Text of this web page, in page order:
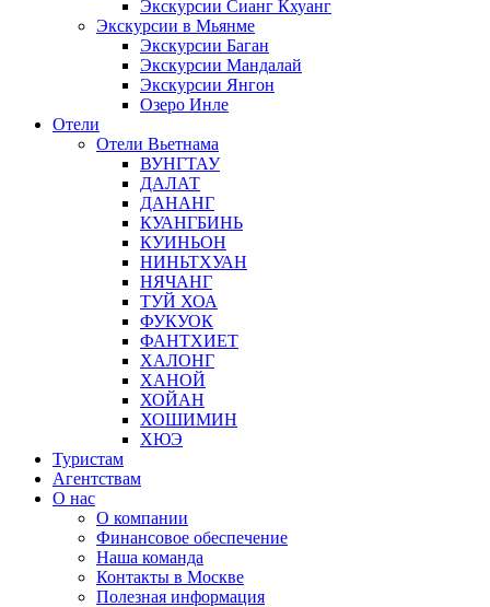
Экскурсии Сианг Кхуанг
Экскурсии в Мьянме
Экскурсии Баган
Экскурсии Мандалай
Экскурсии Янгон
Озеро Инле
Отели
Отели Вьетнама
ВУНГТАУ
ДАЛАТ
ДАНАНГ
КУАНГБИНЬ
КУИНЬОН
НИНЬТХУАН
НЯЧАНГ
ТУЙ ХОА
ФУКУОК
ФАНТХИЕТ
ХАЛОНГ
ХАНОЙ
ХОЙАН
ХОШИМИН
ХЮЭ
Туристам
Агентствам
О нас
О компании
Финансовое обеспечение
Наша команда
Контакты в Москве
Полезная информация